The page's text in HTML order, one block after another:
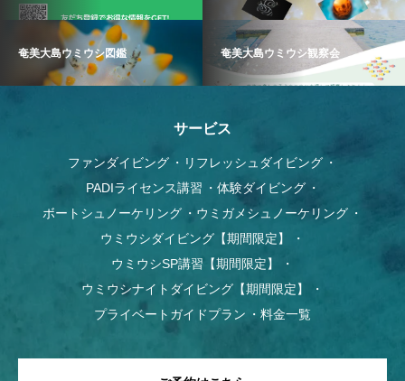
奄美大島ウミウシ図鑑 奄美大島ウミウシ観察会
サービス
ファンダイビング
リフレッシュダイビング
PADIライセンス講習
体験ダイビング
ボートシュノーケリング
ウミガメシュノーケリング
ウミウシダイビング【期間限定】
ウミウシSP講習【期間限定】
ウミウシナイトダイビング【期間限定】
プライベートガイドプラン
料金一覧